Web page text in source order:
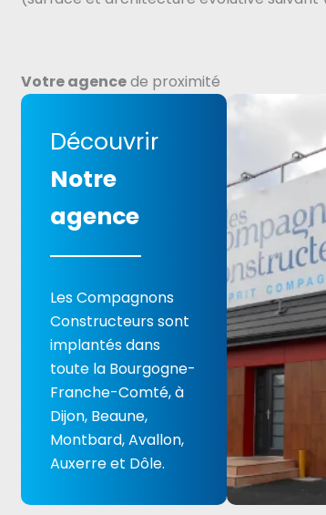
Votre agencede proximité
Découvrir
Notre
agence
Les Compagnons
Constructeurs sont
implantés dans
toute la Bourgogne-
Franche-Comté, à
Dijon, Beaune,
Montbard, Avallon,
Auxerre et Dôle.